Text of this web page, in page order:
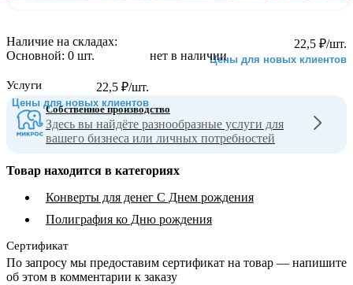
22,5 ₽/шт.
Цены для новых клиентов
нет в наличии
22,5 ₽/шт.
Цены для новых клиентов
Наличие на складах:
Основной: 0 шт.
Услуги
Собственное производство
Здесь вы найдёте разнообразные услуги для
вашего бизнеса или личных потребностей
Товар находится в категориях
Конверты для денег С Днем рождения
Полиграфия ко Дню рождения
Сертификат
По запросу мы предоставим сертификат на товар — напишите
об этом в комментарии к заказу